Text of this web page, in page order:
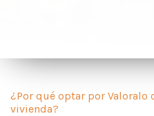
¿Por qué optar por Valoralo
vivienda?